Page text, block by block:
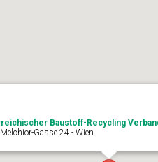
Baustoff-Recycling
Gasse 24 - Wien